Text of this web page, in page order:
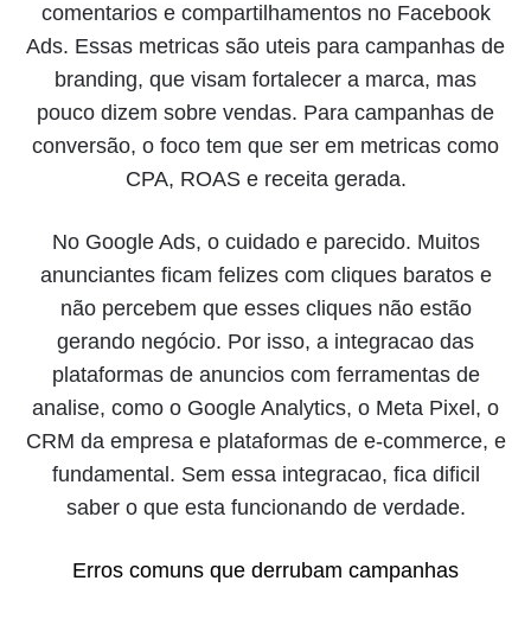
comentarios e compartilhamentos no Facebook
Ads. Essas metricas são uteis para campanhas de
branding, que visam fortalecer a marca, mas
pouco dizem sobre vendas. Para campanhas de
conversão, o foco tem que ser em metricas como
CPA, ROAS e receita gerada.
No Google Ads, o cuidado e parecido. Muitos
anunciantes ficam felizes com cliques baratos e
não percebem que esses cliques não estão
gerando negócio. Por isso, a integracao das
plataformas de anuncios com ferramentas de
analise, como o Google Analytics, o Meta Pixel, o
CRM da empresa e plataformas de e-commerce, e
fundamental. Sem essa integracao, fica dificil
saber o que esta funcionando de verdade.
Erros comuns que derrubam campanhas